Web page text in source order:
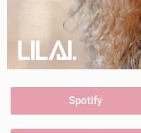
Spotify